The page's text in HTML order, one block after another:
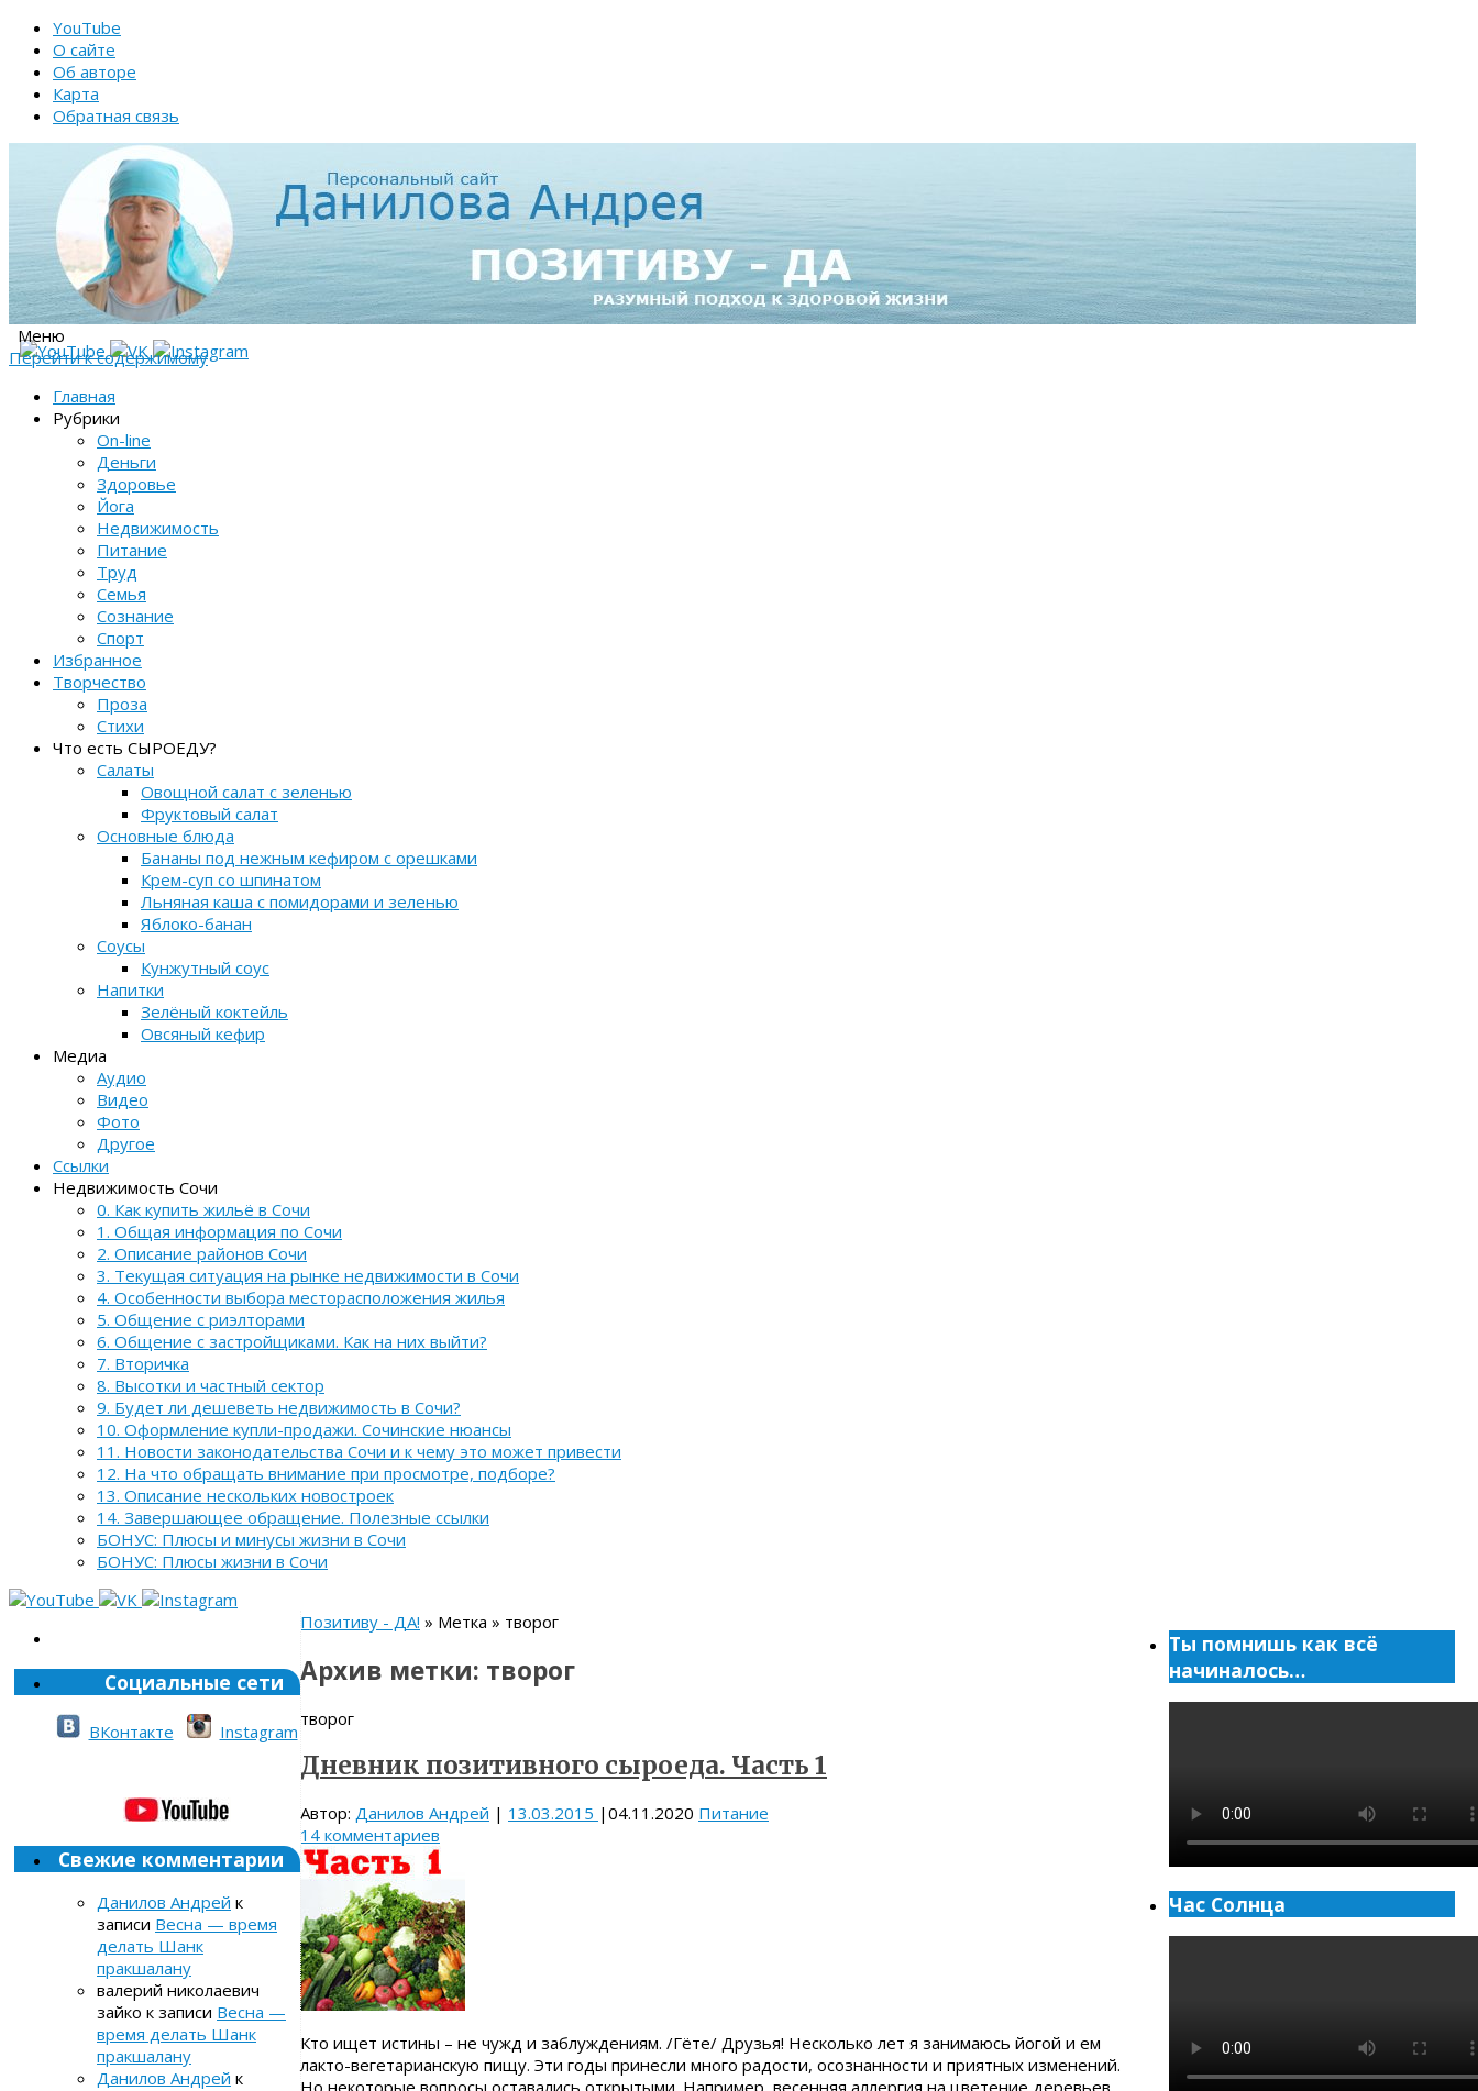
YouTube
О сайте
Об авторе
Карта
Обратная связь
Меню
Перейти к содержимому
Главная
Рубрики
On-line
Деньги
Здоровье
Йога
Недвижимость
Питание
Труд
Семья
Сознание
Спорт
Избранное
Творчество
Проза
Стихи
Что есть СЫРОЕДУ?
Салаты
Овощной салат с зеленью
Фруктовый салат
Основные блюда
Бананы под нежным кефиром с орешками
Крем-суп со шпинатом
Льняная каша с помидорами и зеленью
Яблоко-банан
Соусы
Кунжутный соус
Напитки
Зелёный коктейль
Овсяный кефир
Медиа
Аудио
Видео
Фото
Другое
Ссылки
Недвижимость Сочи
0. Как купить жильё в Сочи
1. Общая информация по Сочи
2. Описание районов Сочи
3. Текущая ситуация на рынке недвижимости в Сочи
4. Особенности выбора месторасположения жилья
5. Общение с риэлторами
6. Общение с застройщиками. Как на них выйти?
7. Вторичка
8. Высотки и частный сектор
9. Будет ли дешеветь недвижимость в Сочи?
10. Оформление купли-продажи. Сочинские нюансы
11. Новости законодательства Сочи и к чему это может привести
12. На что обращать внимание при просмотре, подборе?
13. Описание нескольких новостроек
14. Завершающее обращение. Полезные ссылки
БОНУС: Плюсы и минусы жизни в Сочи
БОНУС: Плюсы жизни в Сочи
Позитиву - ДА! » Метка » творог
Архив метки: творог
творог
Дневник позитивного сыроеда. Часть 1
Автор: Данилов Андрей | 13.03.2015 | 04.11.2020 Питание
14 комментариев
Кто ищет истины – не чужд и заблуждениям. /Гёте/ Друзья! Несколько лет я занимаюсь йогой и ем
лакто-вегетарианскую пищу. Эти годы принесли много радости, осознанности и приятных изменений.
Но некоторые вопросы оставались открытыми. Например, весенняя аллергия на цветение деревьев
Социальные сети
ВКонтакте Instagram
Свежие комментарии
Данилов Андрей к
записи Весна — время
делать Шанк
пракшалану
валерий николаевич
зайко к записи Весна —
время делать Шанк
пракшалану
Данилов Андрей к
Ты помнишь как всё
начиналось…
Час Солнца